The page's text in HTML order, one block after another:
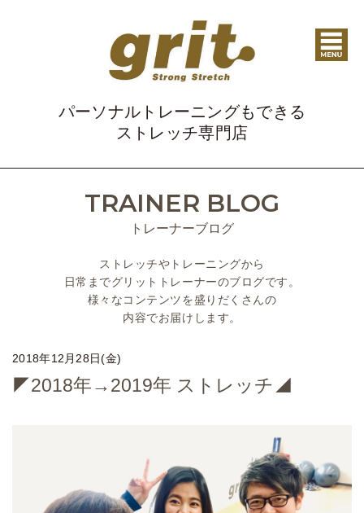
パーソナルトレーニングもできる
ストレッチ専門店
TRAINER BLOG
トレーナーブログ
ストレッチやトレーニングから
日常までグリットトレーナーのブログです。
様々なコンテンツを盛りだくさんの
内容でお届けします。
2018年12月28日(金)
◤2018年→2019年 ストレッチ◢